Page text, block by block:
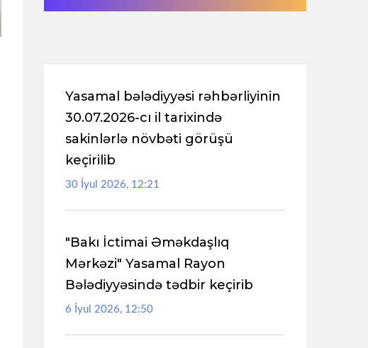
Yasamal bələdiyyəsi rəhbərliyinin
30.07.2026-cı il tarixində
sakinlərlə növbəti görüşü
keçirilib
30 İyul 2026, 12:21
"Bakı İctimai Əməkdaşlıq
Mərkəzi" Yasamal Rayon
Bələdiyyəsində tədbir keçirib
6 İyul 2026, 12:50